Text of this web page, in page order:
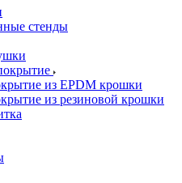
стенды
из EPDM крошки
из резиновой крошки